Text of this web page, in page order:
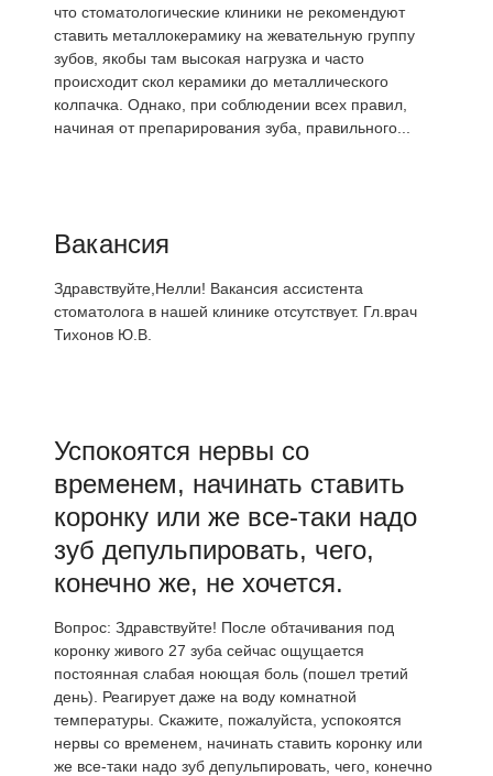
что стоматологические клиники не рекомендуют
ставить металлокерамику на жевательную группу
зубов, якобы там высокая нагрузка и часто
происходит скол керамики до металлического
колпачка. Однако, при соблюдении всех правил,
начиная от препарирования зуба, правильного...
Вакансия
Здравствуйте,Нелли! Вакансия ассистента
стоматолога в нашей клинике отсутствует. Гл.врач
Тихонов Ю.В.
Успокоятся нервы со
временем, начинать ставить
коронку или же все-таки надо
зуб депульпировать, чего,
конечно же, не хочется.
Вопрос: Здравствуйте! После обтачивания под
коронку живого 27 зуба сейчас ощущается
постоянная слабая ноющая боль (пошел третий
день). Реагирует даже на воду комнатной
температуры. Скажите, пожалуйста, успокоятся
нервы со временем, начинать ставить коронку или
же все-таки надо зуб депульпировать, чего, конечно